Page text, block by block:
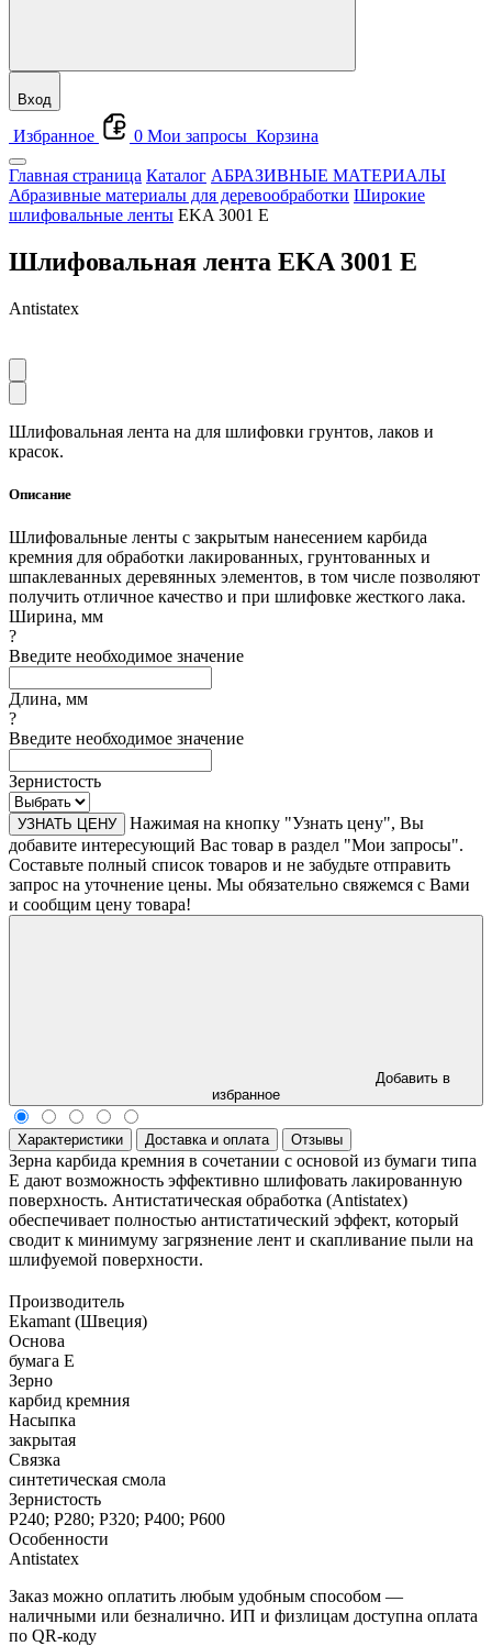
Вход
Избранное 0 Мои запросы Корзина
Главная страница Каталог АБРАЗИВНЫЕ МАТЕРИАЛЫ
Абразивные материалы для деревообработки Широкие
шлифовальные ленты EKA 3001 E
Шлифовальная лента EKA 3001 E
Antistatex
Шлифовальная лента на для шлифовки грунтов, лаков и
красок.
Описание
Шлифовальные ленты с закрытым нанесением карбида
кремния для обработки лакированных, грунтованных и
шпаклеванных деревянных элементов, в том числе позволяют
получить отличное качество и при шлифовке жесткого лака.
Ширина, мм
?
Введите необходимое значение
Длина, мм
?
Введите необходимое значение
Зернистость
УЗНАТЬ ЦЕНУ
Нажимая на кнопку "Узнать цену", Вы
добавите интересующий Вас товар в раздел "Мои запросы".
Составьте полный список товаров и не забудьте отправить
запрос на уточнение цены. Мы обязательно свяжемся с Вами
и сообщим цену товара!
Добавить в
избранное
Характеристики Доставка и оплата Отзывы
Зерна карбида кремния в сочетании с основой из бумаги типа
Е дают возможность эффективно шлифовать лакированную
поверхность. Антистатическая обработка (Antistatex)
обеспечивает полностью антистатический эффект, который
сводит к минимуму загрязнение лент и скапливание пыли на
шлифуемой поверхности.
Производитель
Ekamant (Швеция)
Основа
бумага E
Зерно
карбид кремния
Насыпка
закрытая
Связка
синтетическая смола
Зернистость
P240; P280; P320; P400; P600
Особенности
Antistatex
Заказ можно оплатить любым удобным способом —
наличными или безналично. ИП и физлицам доступна оплата
по QR‑коду